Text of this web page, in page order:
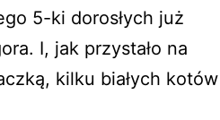
5-ki dorosłych już
I, jak przystało na
kilku białych kotów